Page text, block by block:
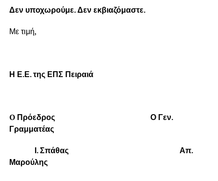
Δεν υποχωρούμε. Δεν εκβιαζόμαστε.
Με τιμή,
Η Ε.Ε. της ΕΠΣ Πειραιά
O Πρόεδρος Ο Γεν.
Γραμματέας
Ι. Σπάθας Απ.
Μαρούλης